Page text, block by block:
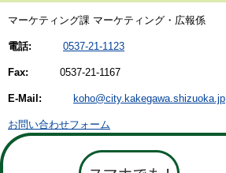
マーケティング課 マーケティング・広報係
電話: 0537-21-1123
Fax: 0537-21-1167
E-Mail: koho@city.kakegawa.shizuoka.jp
お問い合わせフォーム